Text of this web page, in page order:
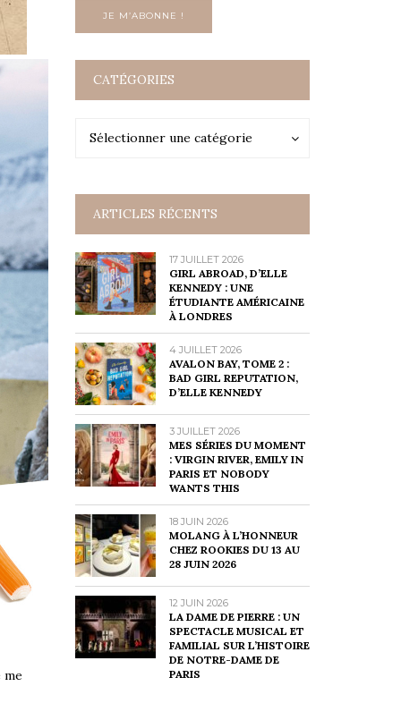
me
CATÉGORIES
Sélectionner une catégorie
Catégories
ARTICLES RÉCENTS
17 JUILLET 2026
GIRL ABROAD, D’ELLE
KENNEDY : UNE
ÉTUDIANTE AMÉRICAINE
À LONDRES
4 JUILLET 2026
AVALON BAY, TOME 2 :
BAD GIRL REPUTATION,
D’ELLE KENNEDY
3 JUILLET 2026
MES SÉRIES DU MOMENT
: VIRGIN RIVER, EMILY IN
PARIS ET NOBODY
WANTS THIS
18 JUIN 2026
MOLANG À L’HONNEUR
CHEZ ROOKIES DU 13 AU
28 JUIN 2026
12 JUIN 2026
LA DAME DE PIERRE : UN
SPECTACLE MUSICAL ET
FAMILIAL SUR L’HISTOIRE
DE NOTRE-DAME DE
PARIS